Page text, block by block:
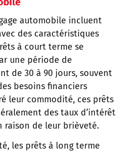
automobile incluent
des caractéristiques
à court terme se
une période de
de 30 à 90 jours, souvent
besoins financiers
leur commodité, ces prêts
des taux d’intérêt
raison de leur brièveté.
les prêts à long terme